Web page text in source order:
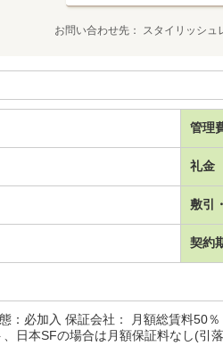
お問い合わせ先 スタイリッシュ
管理
礼金
敷引
契約
：必加入 保証会社： 月額総賃料50
日本SFの場合は月額保証料なし(引